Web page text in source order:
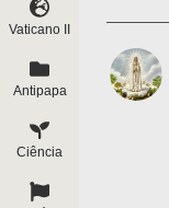
Vaticano II
Antipapa
Ciência